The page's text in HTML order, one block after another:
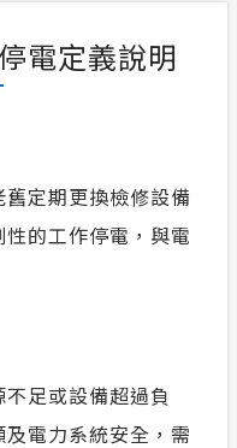
電定義說明
定期更換檢修設備
的工作停電，與電
足或設備超過負
電力系統安全，需